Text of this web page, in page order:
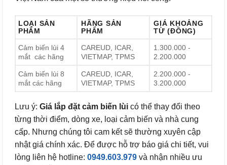
LOẠI SẢN
PHẨM
HÃNG SẢN
PHẨM
GIÁ KHOẢNG
TỪ (ĐỒNG)
Cảm biến lùi 4
mắt các hãng
CAREUD, ICAR,
VIETMAP, TPMS
1.300.000 -
2.200.000
Cảm biến lùi 8
mắt các hãng
CAREUD, ICAR,
VIETMAP, TPMS
2.200.000 -
3.200.000
Lưu ý: Giá lắp đặt cảm biến lùi có thể thay đổi theo
từng thời điểm, dòng xe, loại cảm biến và nhà cung
cấp. Nhưng chúng tôi cam kết sẽ thường xuyên cập
nhật giá chính xác. Để được hỗ trợ báo giá chi tiết, vui
lòng liên hệ hotline: 0949.603.979 và nhận nhiều ưu